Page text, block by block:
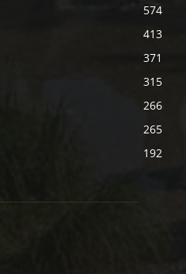
574
413
371
315
266
265
192